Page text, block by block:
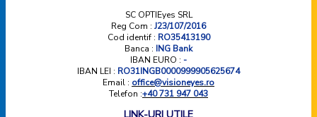
SC OPTIEyes SRL
Reg Com : J23/107/2016
Cod identif : RO35413190
Banca : ING Bank
IBAN EURO : -
IBAN LEI : RO31INGB0000999905625674
Email : office@visioneyes.ro
Telefon :+40 731 947 043
LINK-URI UTILE